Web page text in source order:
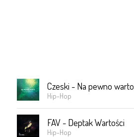
Czeski - Na pewno warto
Hip-Hop
FAV - Deptak Wartości
Hip-Hop